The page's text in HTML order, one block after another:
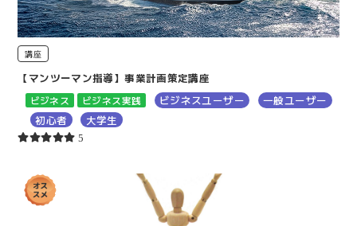
講座
【マンツーマン指導】事業計画策定講座
ビジネス ビジネス実践 ビジネスユーザー
一般ユーザー
初心者
大学生
5